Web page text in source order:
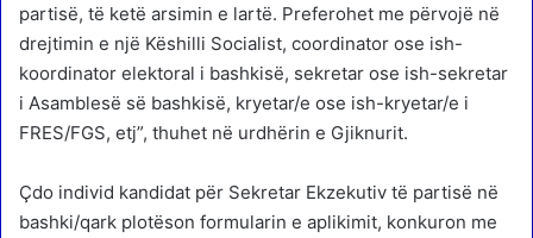
partisë, të ketë arsimin e lartë. Preferohet me përvojë në
drejtimin e një Këshilli Socialist, coordinator ose ish-
koordinator elektoral i bashkisë, sekretar ose ish-sekretar
i Asamblesë së bashkisë, kryetar/e ose ish-kryetar/e i
FRES/FGS, etj”, thuhet në urdhërin e Gjiknurit.
Çdo individ kandidat për Sekretar Ekzekutiv të partisë në
bashki/qark plotëson formularin e aplikimit, konkuron me